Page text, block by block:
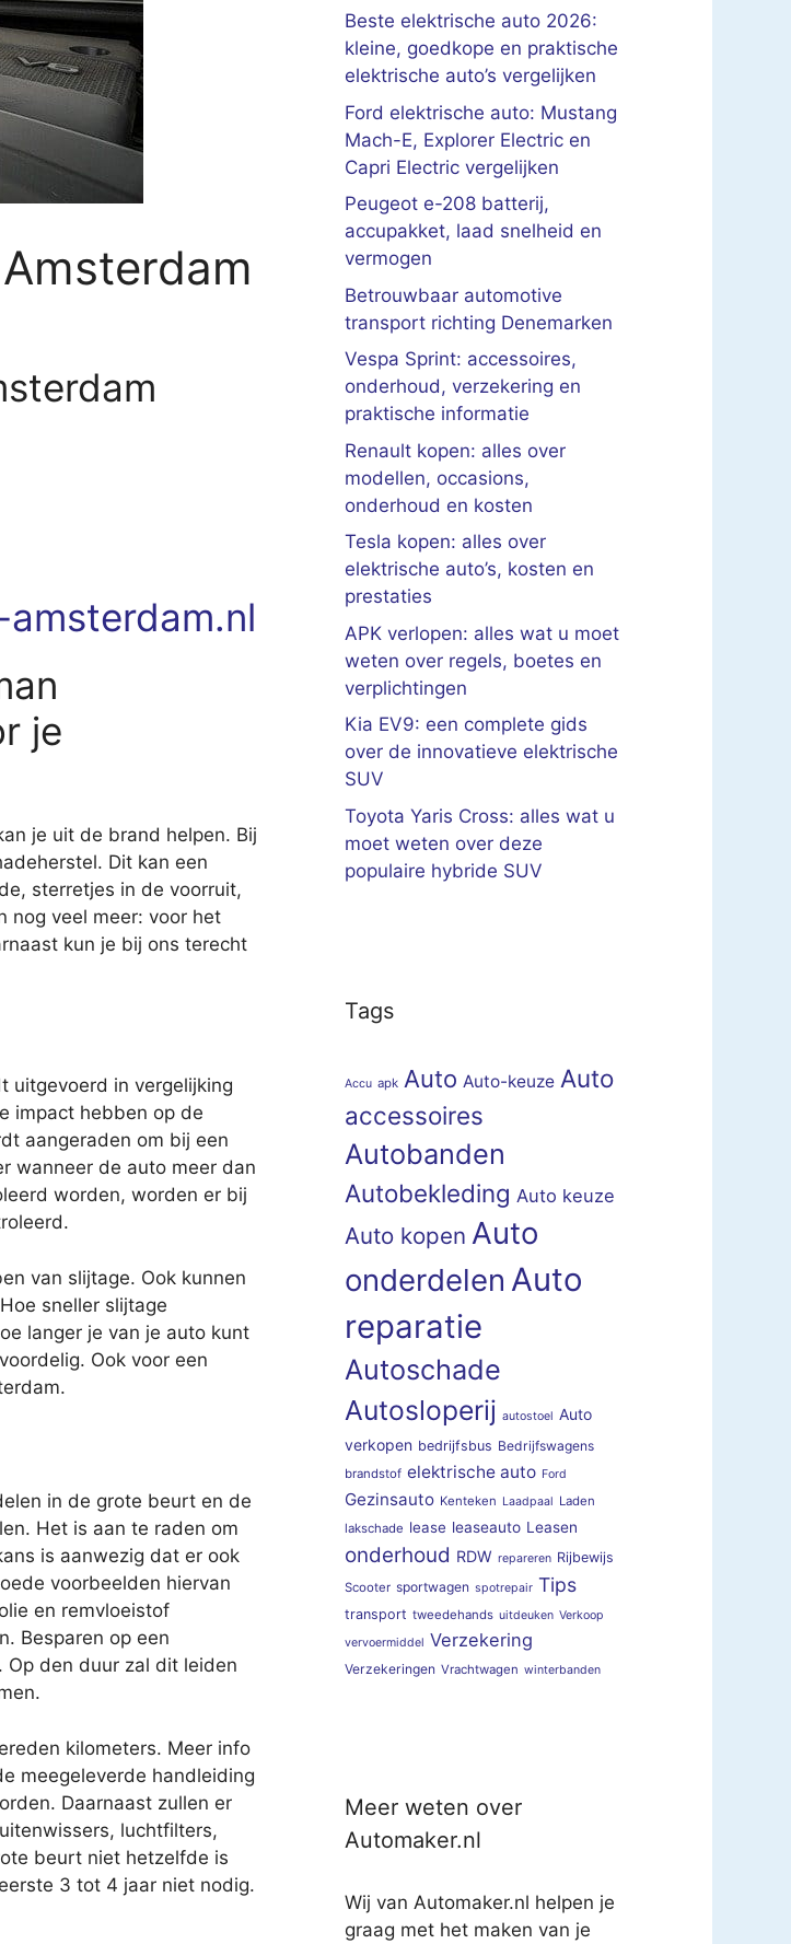
je
je uit de brand helpen. Bij
Dit kan een
sterretjes in de voorruit,
nog veel meer: voor het
kun je bij ons terecht
uitgevoerd in vergelijking
impact hebben op de
aangeraden om bij een
wanneer de auto meer dan
worden, worden er bij
van slijtage. Ook kunnen
sneller slijtage
langer je van je auto kunt
Ook voor een
in de grote beurt en de
Het is aan te raden om
is aanwezig dat er ook
voorbeelden hiervan
en remvloeistof
Besparen op een
den duur zal dit leiden
kilometers. Meer info
meegeleverde handleiding
Daarnaast zullen er
luchtfilters,
beurt niet hetzelfde is
3 tot 4 jaar niet nodig.
Beste elektrische auto 2026:
kleine, goedkope en praktische
elektrische auto’s vergelijken
Ford elektrische auto: Mustang
Mach-E, Explorer Electric en
Capri Electric vergelijken
Peugeot e-208 batterij,
accupakket, laad snelheid en
vermogen
Betrouwbaar automotive
transport richting Denemarken
Vespa Sprint: accessoires,
onderhoud, verzekering en
praktische informatie
Renault kopen: alles over
modellen, occasions,
onderhoud en kosten
Tesla kopen: alles over
elektrische auto’s, kosten en
prestaties
APK verlopen: alles wat u moet
weten over regels, boetes en
verplichtingen
Kia EV9: een complete gids
over de innovatieve elektrische
SUV
Toyota Yaris Cross: alles wat u
moet weten over deze
populaire hybride SUV
Tags
Accu apk Auto Auto-keuze Auto
accessoires
Autobanden
Autobekleding Auto keuze
Auto kopen Auto
onderdelen Auto
reparatie
Autoschade
Autosloperij autostoel Auto
verkopen bedrijfsbus Bedrijfswagens
brandstof elektrische auto Ford
Gezinsauto Kenteken Laadpaal Laden
lakschade lease leaseauto Leasen
onderhoud RDW repareren Rijbewijs
Scooter sportwagen spotrepair Tips
transport tweedehands uitdeuken Verkoop
vervoermiddel Verzekering
Verzekeringen Vrachtwagen winterbanden
Meer weten over
Automaker.nl
Wij van Automaker.nl helpen je
graag met het maken van je